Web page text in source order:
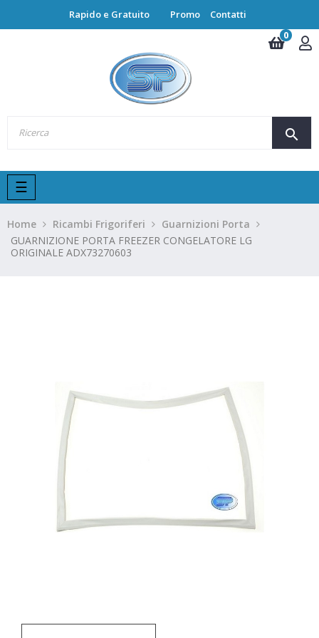
Rapido e Gratuito Promo Contatti
search
0
navigazione
Toggle
☰
Home Ricambi Frigoriferi
Guarnizioni Porta
GUARNIZIONE PORTA FREEZER CONGELATORE LG
ORIGINALE ADX73270603